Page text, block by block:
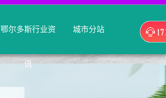
鄂尔多斯行业资
讯
城市分站